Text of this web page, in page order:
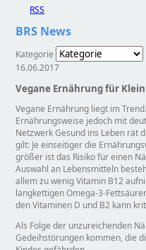
RSS
BRS News
Kategorie
16.06.2017
Vegane Ernährung für
Vegane Ernährung liegt im
Ernährungsweise jedoch mit
Netzwerk Gesund ins Leben rät
gilt: Je einseitiger die
größer ist das Risiko für einen
Auswahl an Lebensmitteln
allem zu wenig Vitamin B12
langkettigen Omega-3-
den Vitaminen D und B2 kann
Als Folge der unzureichenden
Gedeihstörungen kommen, die